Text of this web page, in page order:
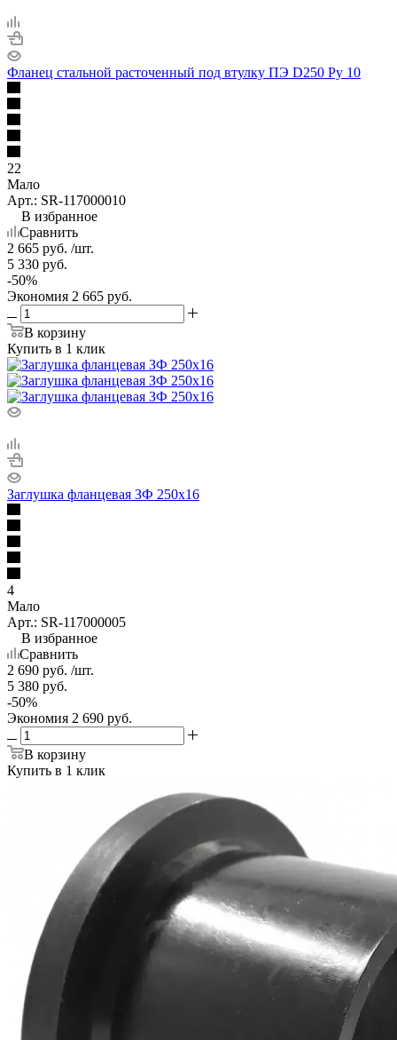
Фланец стальной расточенный под втулку ПЭ D250 Ру 10
22
Мало
Арт.: SR-117000010
В избранное
Сравнить
2 665 руб. /шт.
5 330 руб.
-50%
Экономия 2 665 руб.
В корзину
Купить в 1 клик
Заглушка фланцевая ЗФ 250х16
4
Мало
Арт.: SR-117000005
В избранное
Сравнить
2 690 руб. /шт.
5 380 руб.
-50%
Экономия 2 690 руб.
В корзину
Купить в 1 клик